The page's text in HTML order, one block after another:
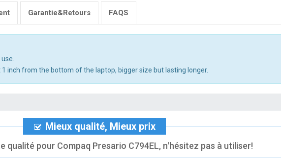
Garantie&Retours FAQS
inch from the bottom of the laptop, bigger size but lasting longer.
Mieux qualité, Mieux prix
qualité pour Compaq Presario C794EL, n'hésitez pas à utiliser!